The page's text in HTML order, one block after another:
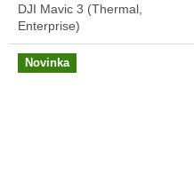
DJI Mavic 3 (Thermal,
Enterprise)
Novinka